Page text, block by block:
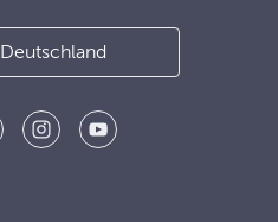
Deutsch, Deutschland